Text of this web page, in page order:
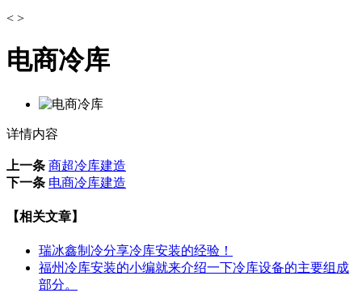
< >
电商冷库
详情内容
上一条 商超冷库建造
下一条 电商冷库建造
【相关文章】
瑞冰鑫制冷分享冷库安装的经验！
福州冷库安装的小编就来介绍一下冷库设备的主要组成
部分。